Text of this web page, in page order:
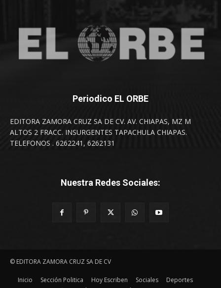
Periodico EL ORBE
EDITORA ZAMORA CRUZ SA DE CV. AV. CHIAPAS, MZ M
ALTOS 2 FRACC. INSURGENTES TAPACHULA CHIAPAS.
TELEFONOS . 6262241, 6262131
Nuestra Redes Sociales:
© EDITORA ZAMORA CRUZ SA DE CV
Inicio Sección Politica Hoy Escriben Sociales
Deportes